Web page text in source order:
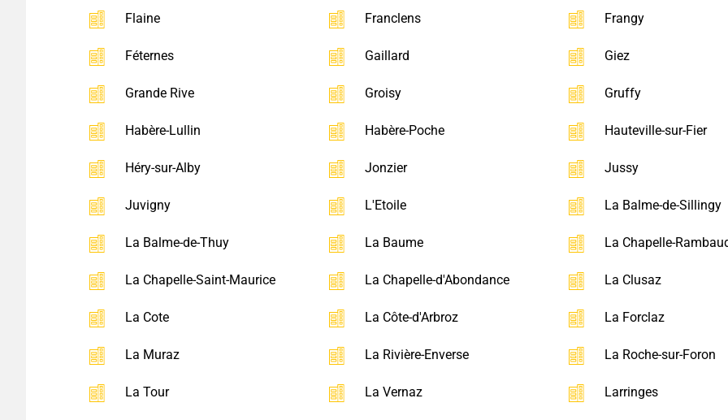
Flaine Franclens Frangy
Féternes Gaillard Giez
Grande Rive Groisy Gruffy
Habère-Lullin Habère-Poche Hauteville-sur-Fier
Héry-sur-Alby Jonzier Jussy
Juvigny L'Etoile La Balme-de-Sillingy
La Balme-de-Thuy La Baume La Chapelle-
La Chapelle-Saint-Maurice La Chapelle-d'Abondance La Clusaz
La Cote La Côte-d'Arbroz La Forclaz
La Muraz La Rivière-Enverse La Roche-sur-Foron
La Tour La Vernaz Larringes